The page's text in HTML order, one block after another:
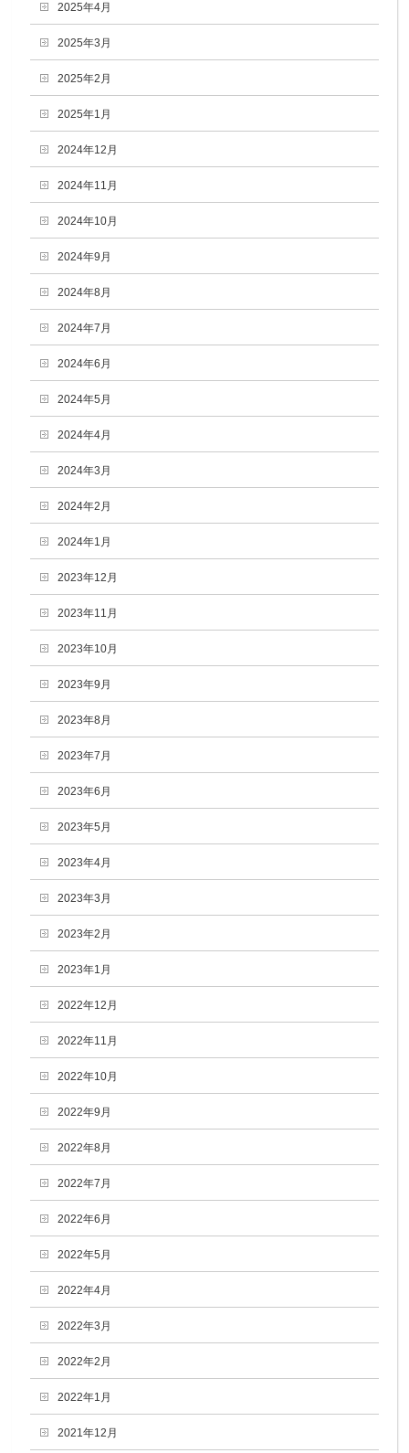
2025年4月
2025年3月
2025年2月
2025年1月
2024年12月
2024年11月
2024年10月
2024年9月
2024年8月
2024年7月
2024年6月
2024年5月
2024年4月
2024年3月
2024年2月
2024年1月
2023年12月
2023年11月
2023年10月
2023年9月
2023年8月
2023年7月
2023年6月
2023年5月
2023年4月
2023年3月
2023年2月
2023年1月
2022年12月
2022年11月
2022年10月
2022年9月
2022年8月
2022年7月
2022年6月
2022年5月
2022年4月
2022年3月
2022年2月
2022年1月
2021年12月